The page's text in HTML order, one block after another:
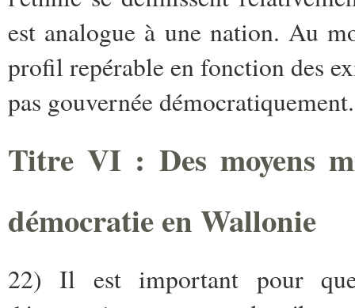
est analogue à une nation. Au
profil repérable en fonction des
pas gouvernée démocratiquement.
Titre VI : Des moyens
démocratie en Wallonie
22) Il est important pour